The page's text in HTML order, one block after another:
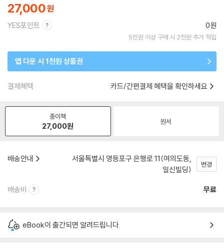
27,000
YES포인트 0원
5만원 이상 구매 시 2천원 추가 적립
앱 다운 시 1천원 상품권
결제혜택 카드/간편결제 혜택을 확인하세요
종이책
27,000원 원서
배송안내
서울특별시 영등포구 은행로 11(여의도동,
일신빌딩)
변경
배송비 무료
eBook이 출간되면 알려드립니다.